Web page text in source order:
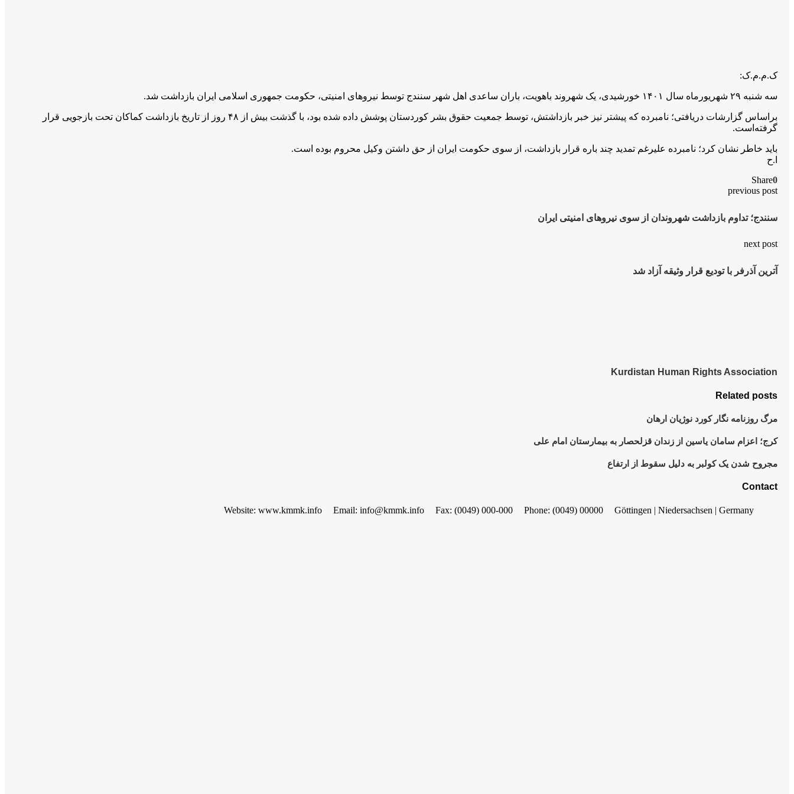
ک.م.م.ک:
سه شنبه ۲۹ شهریورماه سال ۱۴۰۱ خورشیدی، یک شهروند باهویت، باران ساعدی اهل شهر سنندج توسط نیروهای امنیتی، حکومت جمهوری اسلامی ایران بازداشت شد.
براساس گزارشات دریافتی؛ نامبرده که پیشتر نیز خبر بازداشتش، توسط جمعیت حقوق بشر کوردستان پوشش داده شده بود، با گذشت بیش از ۴۸ روز از تاریخ بازداشت کماکان تحت بازجویی قرار
گرفته‌است.
باید خاطر نشان کرد؛ نامبرده علیرغم تمدید چند باره قرار بازداشت، از سوی حکومت ایران از حق داشتن وکیل محروم بوده است.
ا.ح
Share0
previous post
سنندج؛ تداوم بازداشت شهروندان از سوی نیروهای امنیتی ایران
next post
آترین آذرفر با تودیع قرار وثیقه آزاد شد
Kurdistan Human Rights Association
Related posts
مرگ روزنامه نگار كورد نوژيان ارهان
کرج؛ اعزام سامان یاسین از زندان قزلحصار بە بیمارستان امام علی
مجروح شدن یک کولبر به دلیل سقوط از ارتفاع
Contact
Göttingen | Niedersachsen | Germany
Phone: (0049) 00000
Fax: (0049) 000-000
Email: info@kmmk.info
Website: www.kmmk.info